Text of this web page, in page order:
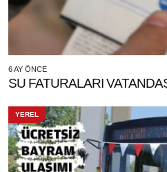
6 AY ÖNCE
SU FATURALARI
YEREL